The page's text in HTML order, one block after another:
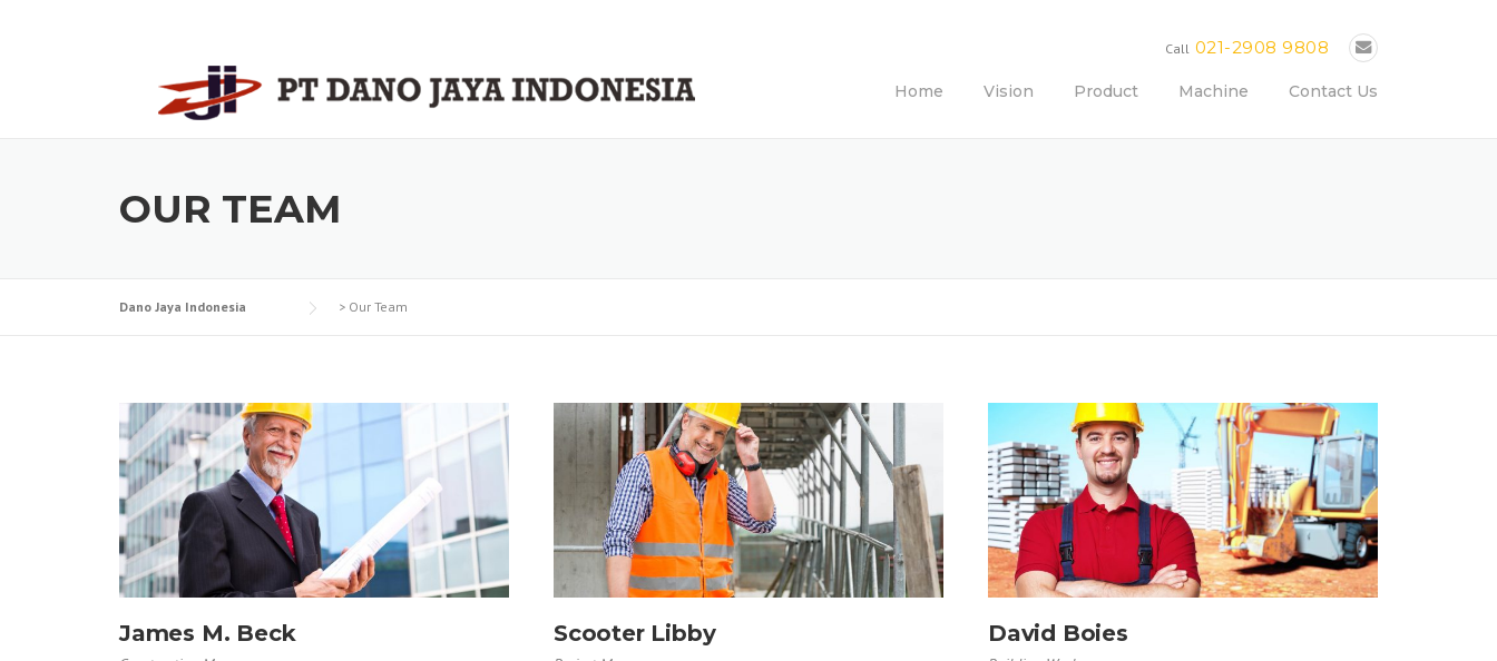
Call 021-2908 9808
Home Vision Product Machine Contact Us
OUR TEAM
Dano Jaya Indonesia > Our Team
James M. Beck Scooter Libby David Boies